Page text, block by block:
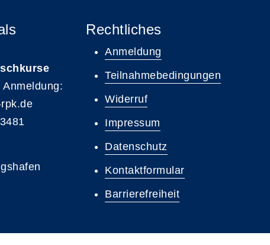
Rechtliches
Anmeldung
Teilnahmebedingungen
Widerruf
Impressum
Datenschutz
Kontaktformular
Barrierefreiheit